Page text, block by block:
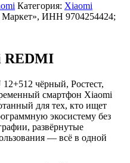
Категория: Xiaomi
ИНН 9704254424;
REDMI
чёрный, Ростест,
смартфон Xiaomi
для тех, кто ищет
экосистему без
развёрнутые
— всё в одной